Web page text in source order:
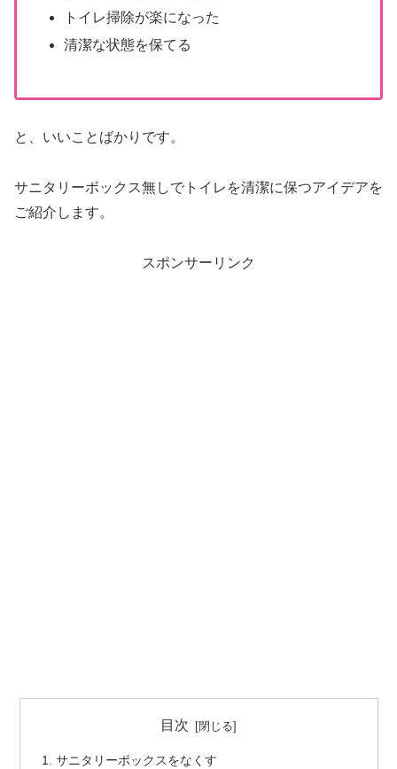
トイレ掃除が楽になった
清潔な状態を保てる
と、いいことばかりです。
サニタリーボックス無しでトイレを清潔に保つアイデアを
ご紹介します。
スポンサーリンク
目次
サニタリーボックスをなくす